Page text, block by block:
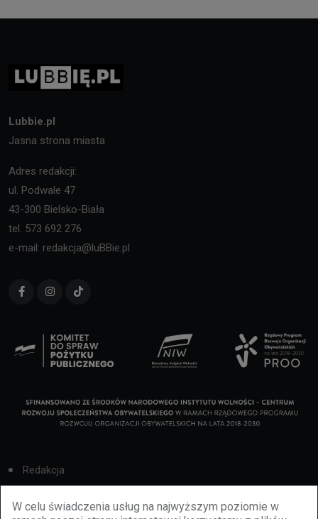
W celu świadczenia usług na najwyższym poziomie w
Lubbie.pl
Jasna strona miasta
Adres redakcji:
ul. Podwale 47
43-300 Bielsko-Biała
tel. 573 692 276
e-mail: redakcja@luBBie.pl
Redakcja
Cookies